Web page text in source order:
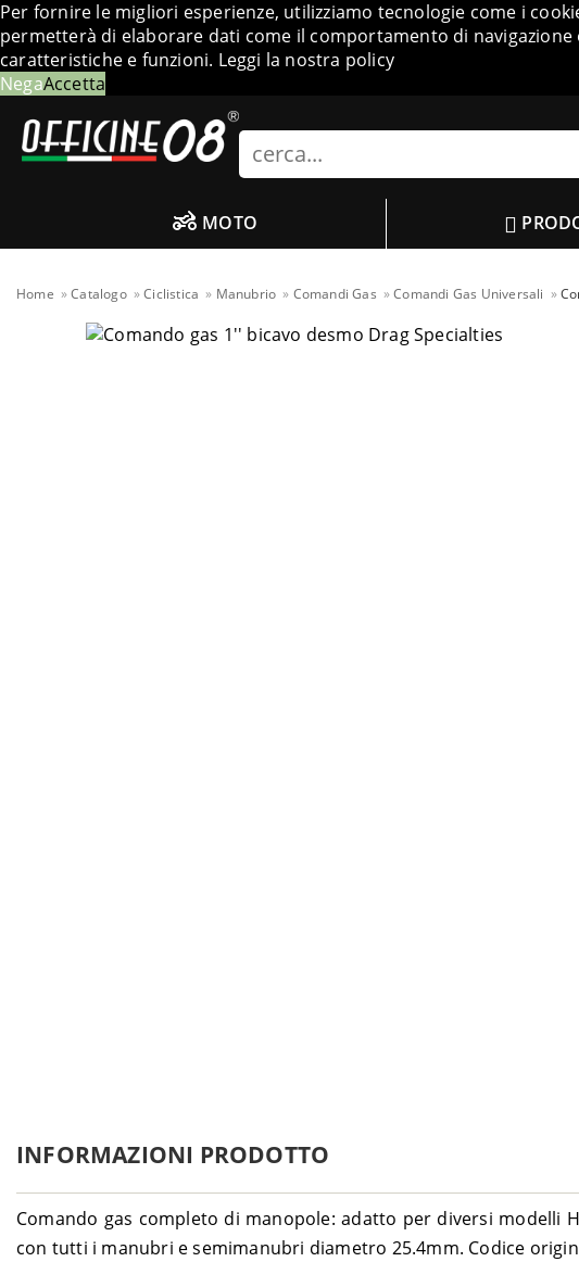
Per fornire le migliori esperienze, utilizziamo tecnologie come i
permetterà di elaborare dati come il comportamento di
caratteristiche e funzioni. Leggi la nostra policy
NegaAccetta
Search
MOTO
Home Catalogo Ciclistica Manubrio Comandi Gas Comandi Gas Universali
INFORMAZIONI PRODOTTO
Comando gas completo di manopole: adatto per diversi modelli
con tutti i manubri e semimanubri diametro 25.4mm. Codice